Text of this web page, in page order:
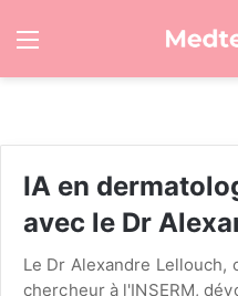
Menu
IA en
avec le Dr
Le Dr Alexandre
chercheur à l'INSERM,